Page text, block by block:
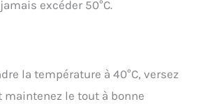
excéder 50°C.
la température à 40°C, versez
maintenez le tout à bonne